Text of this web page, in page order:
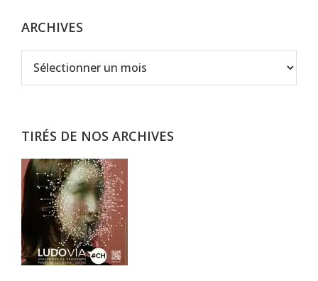
ARCHIVES
TIRÉS DE NOS ARCHIVES